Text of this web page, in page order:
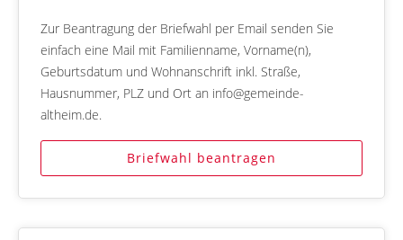
Zur Beantragung der Briefwahl per Email senden Sie
einfach eine Mail mit Familienname, Vorname(n),
Geburtsdatum und Wohnanschrift inkl. Straße,
Hausnummer, PLZ und Ort an info@gemeinde-
altheim.de.
Briefwahl beantragen